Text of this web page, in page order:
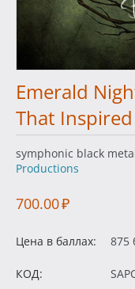
Emerald
That Inspired
symphonic black
Productions
700.00₽
Цена в баллах: 875
КОД: